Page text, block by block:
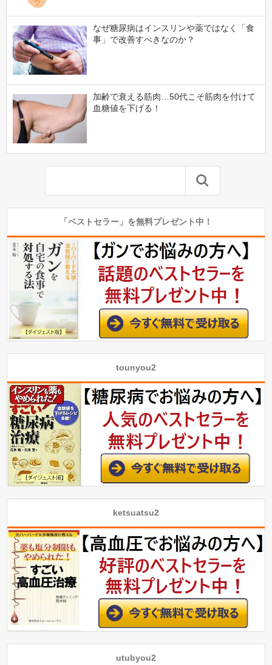
なぜ糖尿病はインスリンや薬ではなく「食
事」で改善すべきなのか？
加齢で衰える筋肉…50代こそ筋肉を付けて
血糖値を下げる！
「ベストセラー」を無料プレゼント中！
tounyou2
ketsuatsu2
utubyou2